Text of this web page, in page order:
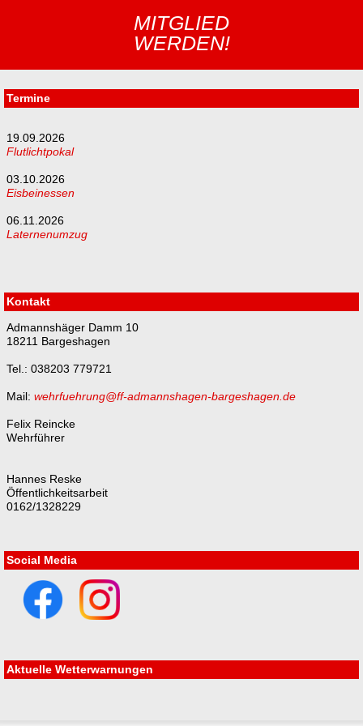
MITGLIED
WERDEN!
Termine
19.09.2026
Flutlichtpokal
03.10.2026
Eisbeinessen
06.11.2026
Laternenumzug
Kontakt
Admannshäger Damm 10
18211 Bargeshagen
Tel.: 038203 779721
Mail: wehrfuehrung@ff-admannshagen-bargeshagen.de
Felix Reincke
Wehrführer
Hannes Reske
Öffentlichkeitsarbeit
0162/1328229
Social Media
Aktuelle Wetterwarnungen